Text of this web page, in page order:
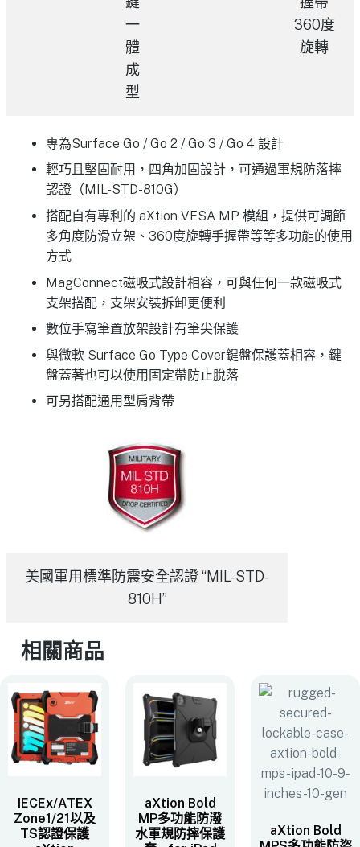
一
體
成
型
360度
旋轉
專為Surface Go / Go 2 / Go 3 / Go 4 設計
輕巧且堅固耐用，四角加固設計，可通過軍規防落摔
認證（MIL-STD-810G）
搭配自有專利的 aXtion VESA MP 模組，提供可調節
多角度防滑立架、360度旋轉手握帶等等多功能的使用
方式
MagConnect磁吸式設計相容，可與任何一款磁吸式
支架搭配，支架安裝拆卸更便利
數位手寫筆置放架設計有筆尖保護
與微軟 Surface Go Type Cover鍵盤保護蓋相容，鍵
盤蓋著也可以使用固定帶防止脫落
可另搭配通用型肩背帶
美國軍用標準防震安全認證 “MIL-STD-
810H”
相關商品
IECEx/ATEX
Zone1/21以及
TS認證保護
aXtion Bold
MP多功能防潑
水軍規防摔保護
aXtion Bold